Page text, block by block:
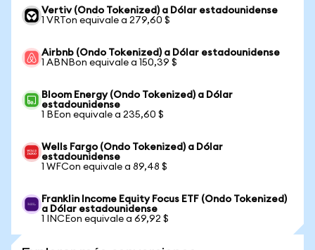
Vertiv (Ondo Tokenized) a Dólar estadounidense
1 VRTon equivale a 279,60 $
Airbnb (Ondo Tokenized) a Dólar estadounidense
1 ABNBon equivale a 150,39 $
Bloom Energy (Ondo Tokenized) a Dólar
estadounidense
1 BEon equivale a 235,60 $
Wells Fargo (Ondo Tokenized) a Dólar
estadounidense
1 WFCon equivale a 89,48 $
Franklin Income Equity Focus ETF (Ondo Tokenized)
a Dólar estadounidense
1 INCEon equivale a 69,92 $